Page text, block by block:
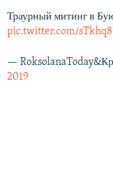
Траурный митинг в
pic.twitter.com/
—
2019